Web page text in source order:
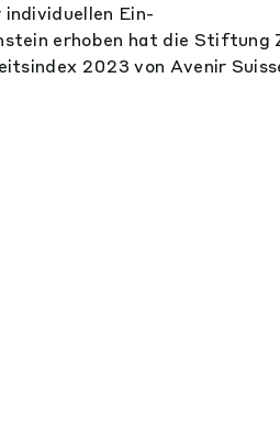
Ein-
erhoben hat die Stiftung
2023 von Avenir